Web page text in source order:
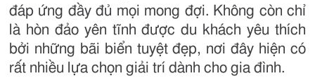
đáp ứng đầy đủ mọi mong đợi. Không còn chỉ
là hòn đảo yên tĩnh được du khách yêu thích
bởi những bãi biển tuyệt đẹp, nơi đây hiện có
rất nhiều lựa chọn giải trí dành cho gia đình.